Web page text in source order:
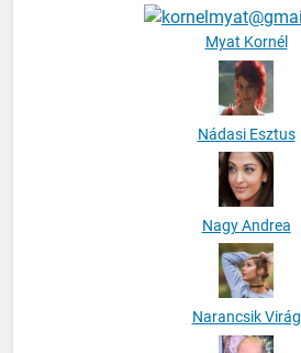
Myat Kornél
Nádasi Esztus
Nagy Andrea
Narancsik Virág